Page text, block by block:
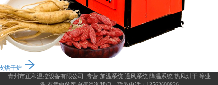
烘干炉
青州市正和温控设备有限公司.,专营 加温系统 通风系统 降温系统 热风烘干等业